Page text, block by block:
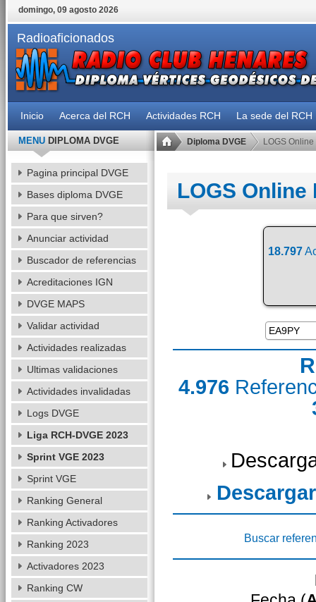
domingo, 09 agosto 2026
Radioaficionados
Inicio Acerca del RCH Actividades RCH La sede del RCH
Diploma DVGE LOGS Online
LOGS Online
18.797
4.976
Buscar
MENUDIPLOMA DVGE
Pagina principal DVGE
Bases diploma DVGE
Para que sirven?
Anunciar actividad
Buscador de referencias
Acreditaciones IGN
DVGE MAPS
Validar actividad
Actividades realizadas
Ultimas validaciones
Actividades invalidadas
Logs DVGE
Liga RCH-DVGE 2023
Sprint VGE 2023
Sprint VGE
Ranking General
Ranking Activadores
Ranking 2023
Activadores 2023
Ranking CW